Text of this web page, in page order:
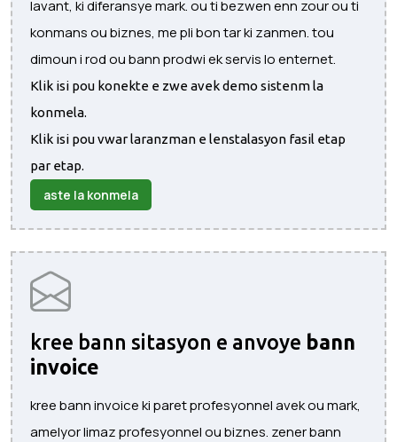
lavant, ki diferansye mark. ou ti bezwen enn zour ou ti
konmans ou biznes, me pli bon tar ki zanmen. tou
dimoun i rod ou bann prodwi ek servis lo enternet.
Klik isi pou konekte e zwe avek demo sistenm la
konmela.
Klik isi pou vwar laranzman e lenstalasyon fasil etap
par etap.
aste la konmela
kree bann sitasyon e anvoye bann
invoice
kree bann invoice ki paret profesyonnel avek ou mark,
amelyor limaz profesyonnel ou biznes. zener bann